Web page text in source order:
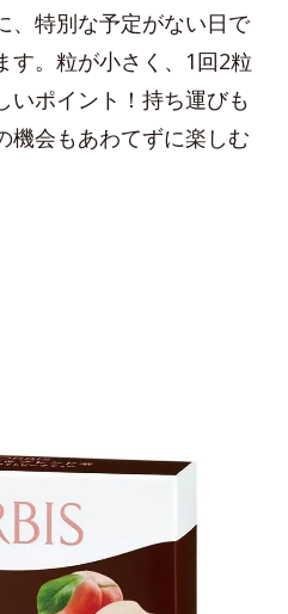
、特別な予定がない日で
す。粒が小さく、1回2粒
いポイント！持ち運びも
機会もあわてずに楽しむ